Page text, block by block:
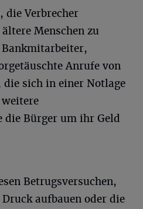
die Verbrecher
Menschen zu
Bankmitarbeiter,
Anrufe von
sich in einer Notlage
die Bürger um ihr Geld
Betrugsversuchen,
aufbauen oder die